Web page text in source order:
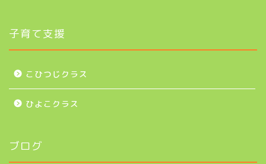
子育て支援
こひつじクラス
ひよこクラス
ブログ